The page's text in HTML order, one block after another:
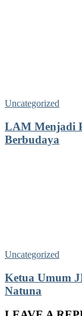
Uncategorized
LAM Menjadi
Berbudaya
Uncategorized
Ketua Umum
Natuna